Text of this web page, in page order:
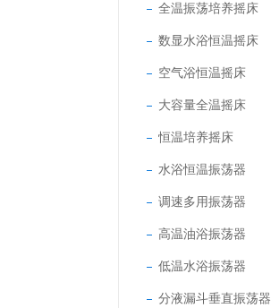
全温振荡培养摇床
数显水浴恒温摇床
空气浴恒温摇床
大容量全温摇床
恒温培养摇床
水浴恒温振荡器
调速多用振荡器
高温油浴振荡器
低温水浴振荡器
分液漏斗垂直振荡器